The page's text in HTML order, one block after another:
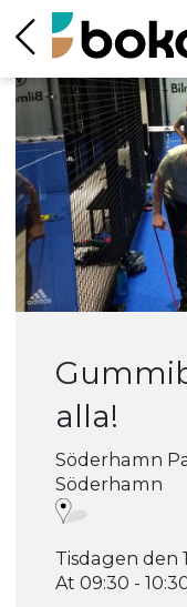
alla!
Söderhamn
Söderhamn
Tisdagen den
At 09:30 -